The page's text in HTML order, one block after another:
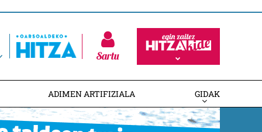
Sartu
ADIMEN ARTIFIZIALA GIDAK